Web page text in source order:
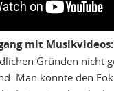
mit Musikvideos:
Gründen nicht
Man könnte den